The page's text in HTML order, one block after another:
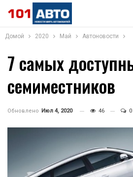
Домой 2020 Май Автоновости
7 самых
семиместников
Обновлено Июл 4, 2020 46 0